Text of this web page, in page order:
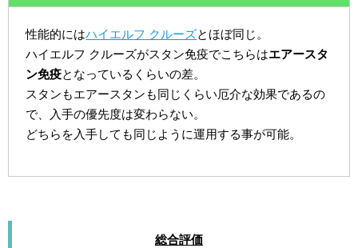
性能的にはハイエルフ クルーズとほぼ同じ。
ハイエルフ クルーズがスタン免疫でこちらはエアースタ
ン免疫となっているくらいの差。
スタンもエアースタンも同じくらい厄介な効果であるの
で、入手の優先度は変わらない。
どちらを入手しても同じように運用する事が可能。
総合評価